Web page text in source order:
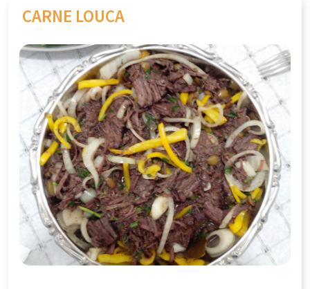
CARNE LOUCA
Previous Next